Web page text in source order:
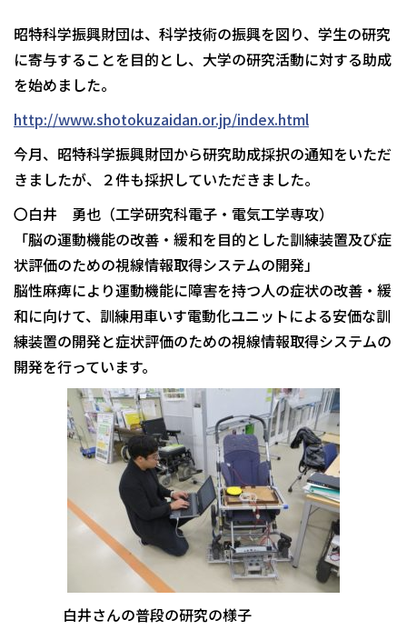
昭特科学振興財団は、科学技術の振興を図り、学生の研究
に寄与することを目的とし、大学の研究活動に対する助成
を始めました。
http://www.shotokuzaidan.or.jp/index.html
今月、昭特科学振興財団から研究助成採択の通知をいただ
きましたが、２件も採択していただきました。
〇白井 勇也（工学研究科電子・電気工学専攻）
「脳の運動機能の改善・緩和を目的とした訓練装置及び症
状評価のための視線情報取得システムの開発」
脳性麻痺により運動機能に障害を持つ人の症状の改善・緩
和に向けて、訓練用車いす電動化ユニットによる安価な訓
練装置の開発と症状評価のための視線情報取得システムの
開発を行っています。
白井さんの普段の研究の様子